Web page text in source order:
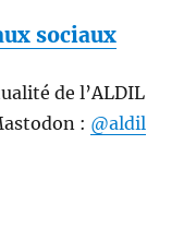
sociaux
de l’ALDIL
: @aldil